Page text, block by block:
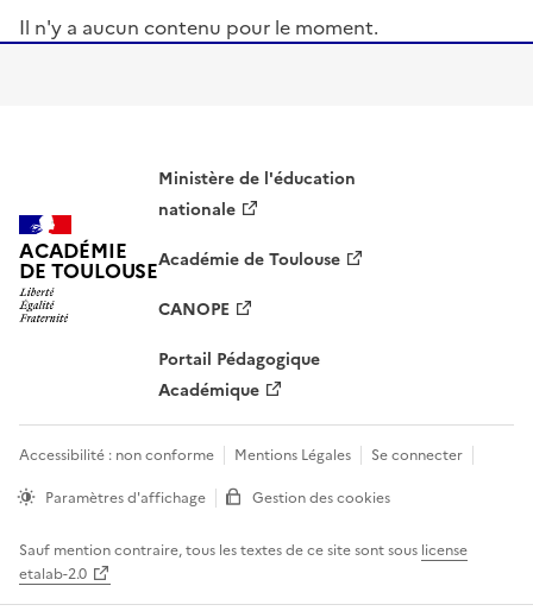
Il n'y a aucun contenu pour le moment.
ACADÉMIE
DE TOULOUSE
Ministère de l'éducation
nationale
Académie de Toulouse
CANOPE
Portail Pédagogique
Académique
Accessibilité : non conforme Mentions Légales
Se connecter
Paramètres d'affichage
Gestion des cookies
Sauf mention contraire, tous les textes de ce site sont sous license
etalab-2.0